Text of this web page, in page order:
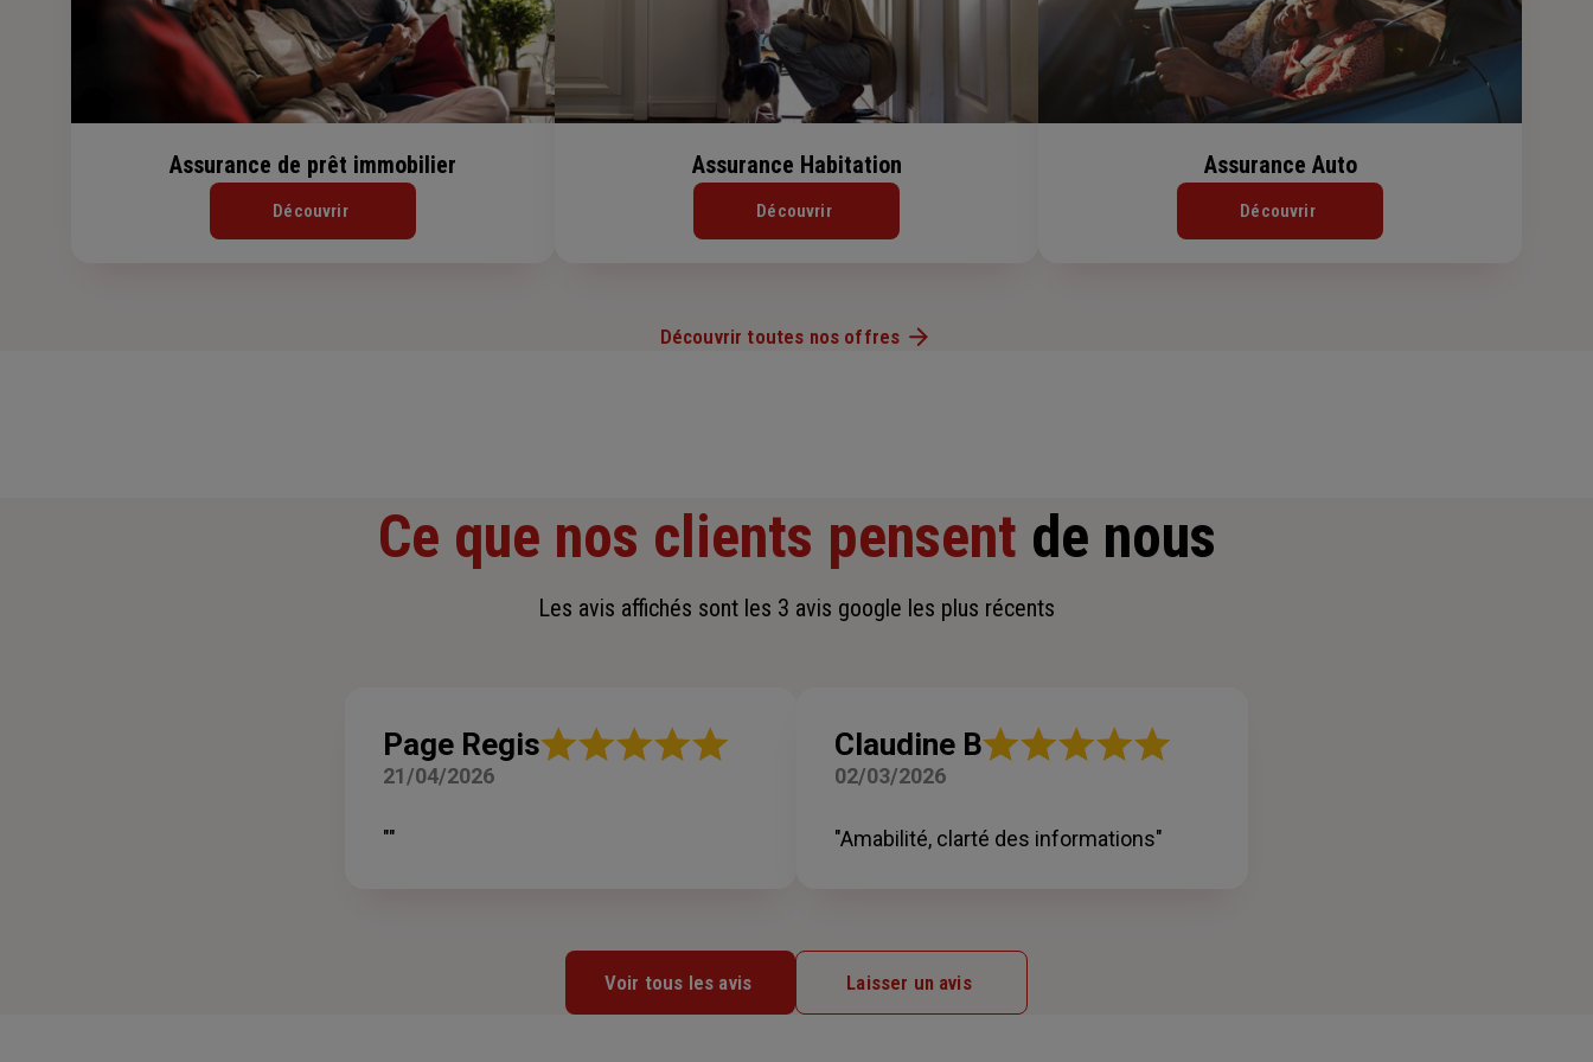
Assurance de prêt immobilier
Découvrir
Assurance Habitation
Découvrir
Assurance Auto
Découvrir
Découvrir toutes nos offres
Ce que nos clients pensent de nous
Les avis affichés sont les 3 avis google les plus récents
Page RegisNote
21/04/2026
""
Claudine BNote
5
étoiles
02/03/2026
"Amabilité, clarté des informations"
Voir tous les avis Laisser un avis